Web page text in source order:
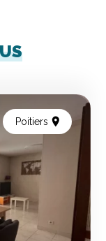
Poitiers